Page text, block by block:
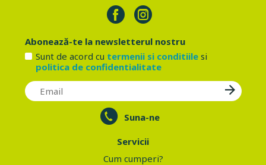
Abonează-te la newsletterul nostru
Sunt de acord cu termenii si conditiilesi
politica de confidentialitate
Suna-ne
Servicii
Cum cumperi?